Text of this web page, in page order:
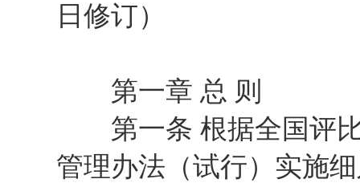
日修订）
第一章 总 则
第一条 根据全国评比
管理办法（试行）实施